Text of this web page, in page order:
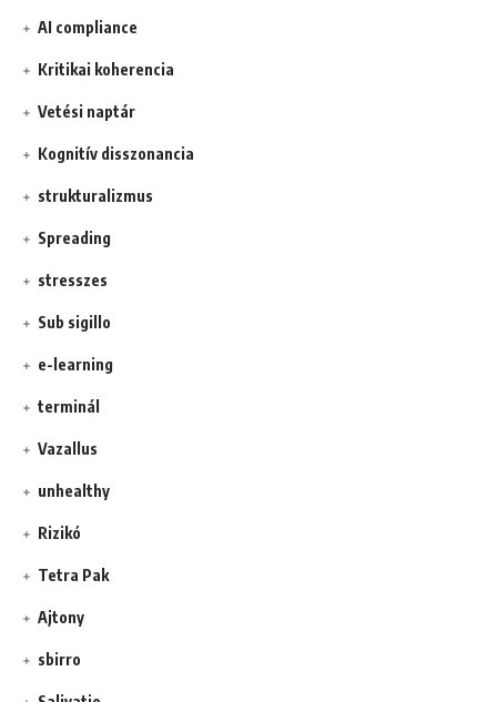
AI compliance
Kritikai koherencia
Vetési naptár
Kognitív disszonancia
strukturalizmus
Spreading
stresszes
Sub sigillo
e-learning
terminál
Vazallus
unhealthy
Rizikó
Tetra Pak
Ajtony
sbirro